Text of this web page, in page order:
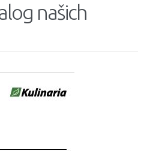
našich